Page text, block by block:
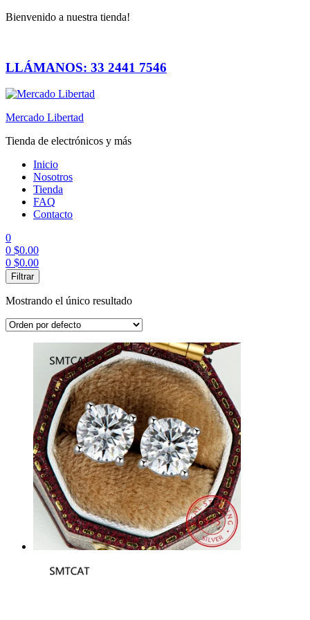
Bienvenido a nuestra tienda!
LLÁMANOS: 33 2441 7546
Mercado Libertad
Tienda de electrónicos y más
Inicio
Nosotros
Tienda
FAQ
Contacto
0
0 $0.00
0 $0.00
Menú
Filtrar
Mostrando el único resultado